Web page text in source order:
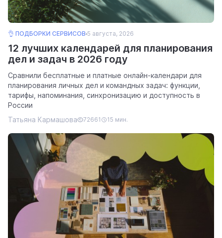
👌 ПОДБОРКИ СЕРВИСОВ 5 августа, 2026
12 лучших календарей для планирования
дел и задач в 2026 году
Сравнили бесплатные и платные онлайн-календари для
планирования личных дел и командных задач: функции,
тарифы, напоминания, синхронизацию и доступность в
России
Татьяна Кармашова
72661 15 мин.